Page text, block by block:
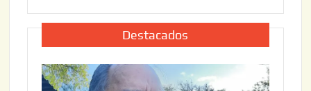
,
0
2
6
l
o
2
2
Destacados